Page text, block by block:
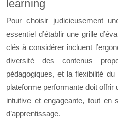
learning
Pour choisir judicieusement
essentiel d’établir une grille
clés à considérer incluent
diversité des contenus
pédagogiques, et la flexibilité
plateforme performante doit offrir
intuitive et engageante, tout en
d’apprentissage.